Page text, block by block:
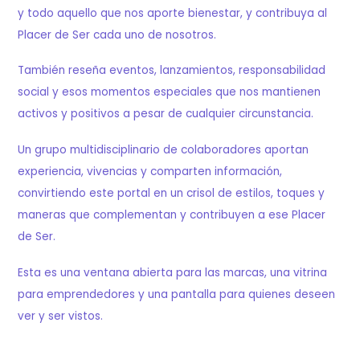
y todo aquello que nos aporte bienestar, y contribuya al
Placer de Ser cada uno de nosotros.
También reseña eventos, lanzamientos, responsabilidad
social y esos momentos especiales que nos mantienen
activos y positivos a pesar de cualquier circunstancia.
Un grupo multidisciplinario de colaboradores aportan
experiencia, vivencias y comparten información,
convirtiendo este portal en un crisol de estilos, toques y
maneras que complementan y contribuyen a ese Placer
de Ser.
Esta es una ventana abierta para las marcas, una vitrina
para emprendedores y una pantalla para quienes deseen
ver y ser vistos.